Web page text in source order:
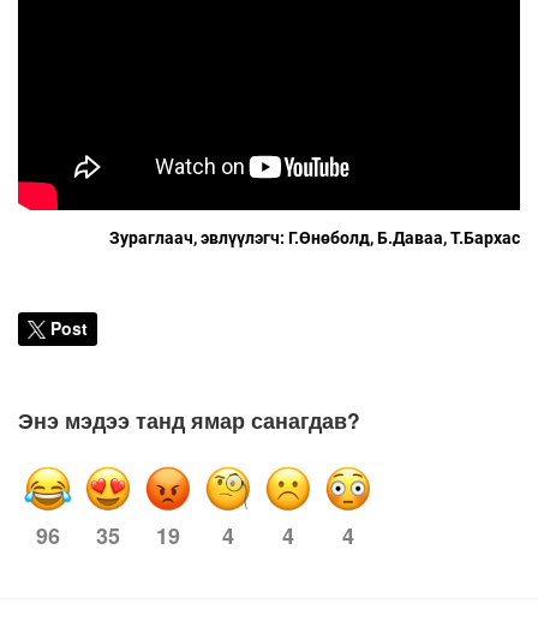
Зураглаач, эвлүүлэгч: Г.Өнөболд, Б.Даваа, Т.Бархас
Post
Энэ мэдээ танд ямар санагдав?
96 35 19 4 4 4